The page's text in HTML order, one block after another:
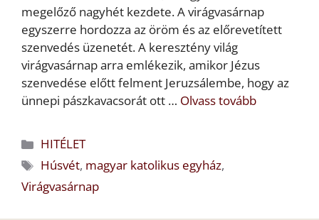
megelőző nagyhét kezdete. A virágvasárnap
egyszerre hordozza az öröm és az előrevetített
szenvedés üzenetét. A keresztény világ
virágvasárnap arra emlékezik, amikor Jézus
szenvedése előtt felment Jeruzsálembe, hogy az
ünnepi pászkavacsorát ott … Olvass tovább
Kategória
HITÉLET
Címkék
Húsvét, magyar katolikus egyház,
Virágvasárnap